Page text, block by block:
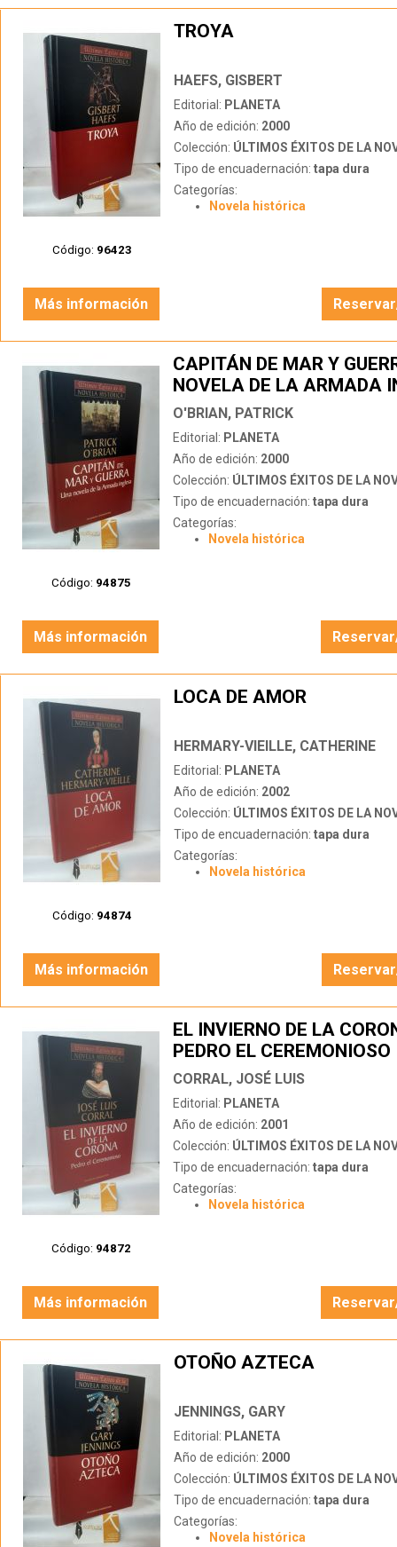
Código: 96423
TROYA
HAEFS, GISBERT
Editorial: PLANETA
Año de edición: 2000
Colección: ÚLTIMOS ÉXITOS DE LA
Tipo de encuadernación: tapa dura
Categorías:
Novela histórica
Más información
Código: 94875
CAPITÁN DE MAR Y
NOVELA DE LA ARMADA
O'BRIAN, PATRICK
Editorial: PLANETA
Año de edición: 2000
Colección: ÚLTIMOS ÉXITOS DE LA
Tipo de encuadernación: tapa dura
Categorías:
Novela histórica
Más información
Código: 94874
LOCA DE AMOR
HERMARY-VIEILLE, CATHERINE
Editorial: PLANETA
Año de edición: 2002
Colección: ÚLTIMOS ÉXITOS DE LA
Tipo de encuadernación: tapa dura
Categorías:
Novela histórica
Más información
Código: 94872
EL INVIERNO DE LA
PEDRO EL CEREMONIOSO
CORRAL, JOSÉ LUIS
Editorial: PLANETA
Año de edición: 2001
Colección: ÚLTIMOS ÉXITOS DE LA
Tipo de encuadernación: tapa dura
Categorías:
Novela histórica
Más información
OTOÑO AZTECA
JENNINGS, GARY
Editorial: PLANETA
Año de edición: 2000
Colección: ÚLTIMOS ÉXITOS DE LA
Tipo de encuadernación: tapa dura
Categorías:
Novela histórica